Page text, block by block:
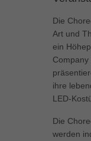
Die
Art und
ein
Company
ihre
LED-
Die
werden
weitere
Cookies auswählen.
Alle
Essenzielle Cookies
die einwandfreie